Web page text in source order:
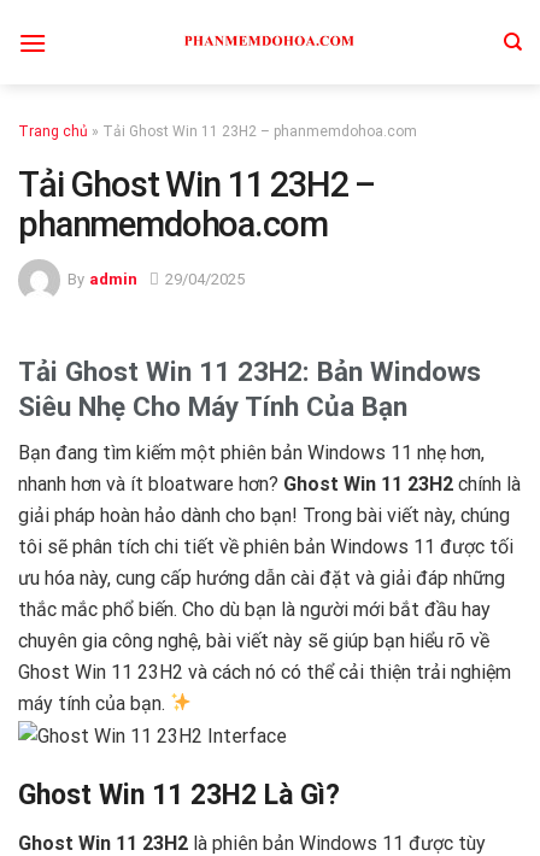
Trang chủ » Tải Ghost Win 11 23H2 – phanmemdohoa.com
Tải Ghost Win 11 23H2 –
phanmemdohoa.com
By admin 29/04/2025
Tải Ghost Win 11 23H2: Bản Windows
Siêu Nhẹ Cho Máy Tính Của Bạn
Bạn đang tìm kiếm một phiên bản Windows 11 nhẹ hơn,
nhanh hơn và ít bloatware hơn? Ghost Win 11 23H2 chính là
giải pháp hoàn hảo dành cho bạn! Trong bài viết này, chúng
tôi sẽ phân tích chi tiết về phiên bản Windows 11 được tối
ưu hóa này, cung cấp hướng dẫn cài đặt và giải đáp những
thắc mắc phổ biến. Cho dù bạn là người mới bắt đầu hay
chuyên gia công nghệ, bài viết này sẽ giúp bạn hiểu rõ về
Ghost Win 11 23H2 và cách nó có thể cải thiện trải nghiệm
máy tính của bạn.
Ghost Win 11 23H2 Là Gì?
Ghost Win 11 23H2 là phiên bản Windows 11 được tùy